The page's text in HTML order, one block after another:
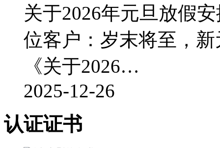
关于2026年元旦放假
位客户：岁末将至，
《关于2026…
2025-12-26
认证证书